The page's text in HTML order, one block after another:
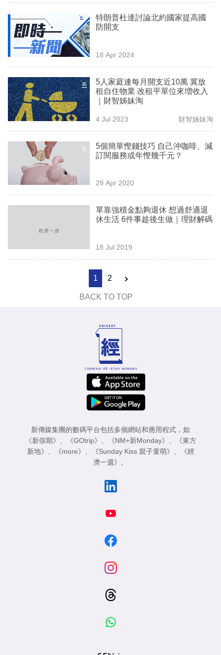
特朗普杜達討論北約國家提高國
防開支
18 Apr 2024
5人家庭連每月開支近10萬 冀放
租自住物業 改租平單位來増收入
｜財智姊妹淘
4 Jul 2023 財智姊妹淘
5個簡單慳錢技巧 自己沖咖啡、減
訂閱服務或年慳幾千元？
29 Apr 2020
單靠強積金點夠退休 想過舒適退
休生活 6件事趁後生做｜理財解碼
18 Jul 2019
1 2
BACK TO TOP
新傳媒集團的數碼平台包括多個網站和應用程式，如
《新假期》 、 《GOtrip》 、 《NM+新Monday》 、
《東方
新地》 、 《more》 、 《Sunday Kiss 親子童萌》 、
《經
濟一週》 。